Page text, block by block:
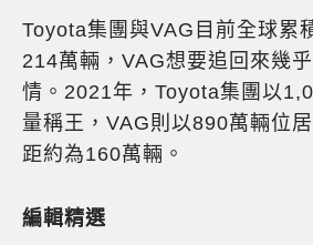
Toyota集團與VAG目前全球累
214萬輛，VAG想要追回來幾
情。2021年，Toyota集團以
量稱王，VAG則以890萬輛位
距約為160萬輛。
編輯精選